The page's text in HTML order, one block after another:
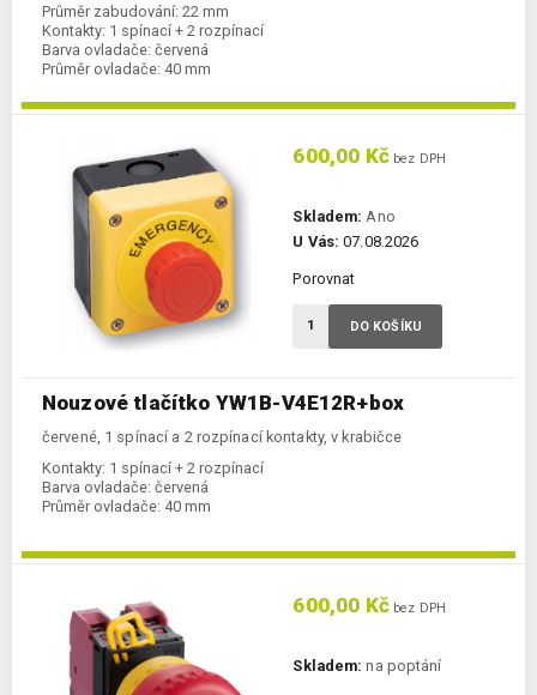
Průměr zabudování: 22 mm
Kontakty: 1 spínací + 2 rozpínací
Barva ovladače: červená
Průměr ovladače: 40 mm
Nouzové tlačítko YW1B-V4E12R+box
červené, 1 spínací a 2 rozpínací kontakty, v krabičce
Kontakty: 1 spínací + 2 rozpínací
Barva ovladače: červená
Průměr ovladače: 40 mm
600,00 Kč bez DPH
Skladem: Ano
U Vás: 07.08.2026
Porovnat
DO KOŠÍKU
600,00 Kč bez DPH
Skladem: na poptání